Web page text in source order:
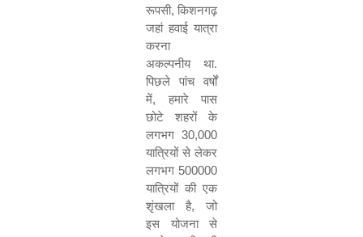
रूपसी, किशनगढ़
जहां हवाई यात्रा
करना
अकल्पनीय
था.
पिछले
पांच
वर्षों
में, हमारे
पास
छोटे
शहरों
के
लगभग 30,000
यात्रियों से लेकर
लगभग 500000
यात्रियों की एक
शृंखला
है, जो
इस
योजना
से